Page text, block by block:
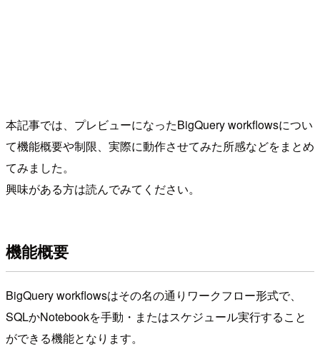
本記事では、プレビューになったBigQuery workflowsについ
て機能概要や制限、実際に動作させてみた所感などをまとめ
てみました。
興味がある方は読んでみてください。
機能概要
BigQuery workflowsはその名の通りワークフロー形式で、
SQLかNotebookを手動・またはスケジュール実行すること
ができる機能となります。